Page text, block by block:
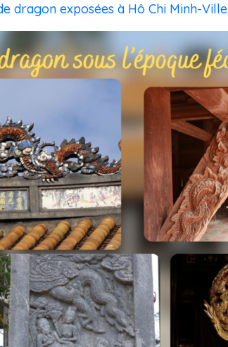
dragon exposées à Hô Chi Minh-Ville